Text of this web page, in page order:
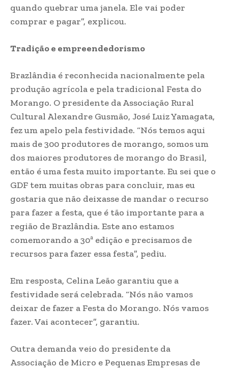
quando quebrar uma janela. Ele vai poder
comprar e pagar”, explicou.
Tradição e empreendedorismo
Brazlândia é reconhecida nacionalmente pela
produção agrícola e pela tradicional Festa do
Morango. O presidente da Associação Rural
Cultural Alexandre Gusmão, José Luiz Yamagata,
fez um apelo pela festividade. “Nós temos aqui
mais de 300 produtores de morango, somos um
dos maiores produtores de morango do Brasil,
então é uma festa muito importante. Eu sei que o
GDF tem muitas obras para concluir, mas eu
gostaria que não deixasse de mandar o recurso
para fazer a festa, que é tão importante para a
região de Brazlândia. Este ano estamos
comemorando a 30ª edição e precisamos de
recursos para fazer essa festa”, pediu.
Em resposta, Celina Leão garantiu que a
festividade será celebrada. “Nós não vamos
deixar de fazer a Festa do Morango. Nós vamos
fazer. Vai acontecer”, garantiu.
Outra demanda veio do presidente da
Associação de Micro e Pequenas Empresas de